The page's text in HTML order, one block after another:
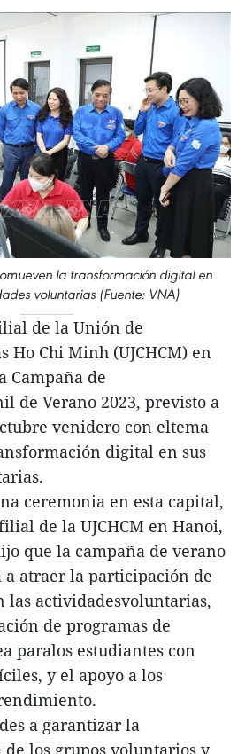
la transformación digital en
voluntarias (Fuente: VNA)
de la Unión de
Ho Chi Minh (UJCHCM) en
Campaña de
de Verano 2023, previsto a
venidero con eltema
digital en sus
ceremonia en esta capital,
de la UJCHCM en Hanoi,
que la campaña de verano
a atraer la participación de
las actividadesvoluntarias,
de programas de
paralos estudiantes con
y el apoyo a los
a garantizar la
de los grupos voluntarios y